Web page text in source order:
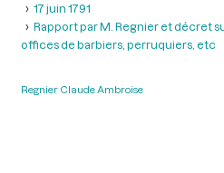
17 juin 1791
Rapport par M. Regnier et décret
offices de barbiers, perruquiers, etc
Regnier Claude Ambroise